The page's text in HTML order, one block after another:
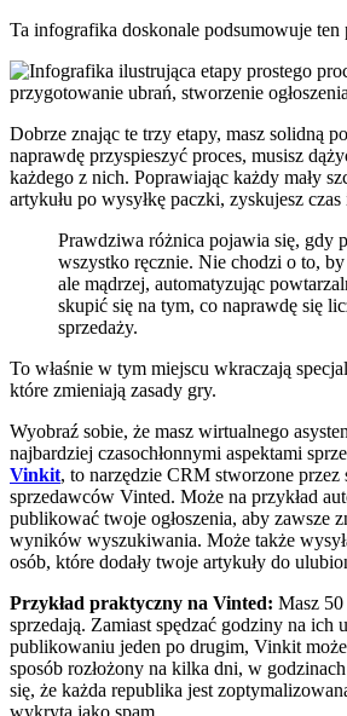
Ta infografika doskonale podsumowuje ten
Dobrze znając te trzy etapy, masz solidną
naprawdę przyspieszyć proces, musisz
każdego z nich. Poprawiając każdy mały
artykułu po wysyłkę paczki, zyskujesz
Prawdziwa różnica pojawia się, gdy
wszystko ręcznie. Nie chodzi o to,
ale mądrzej, automatyzując
skupić się na tym, co naprawdę się
sprzedaży.
To właśnie w tym miejscu wkraczają
które zmieniają zasady gry.
Wyobraź sobie, że masz wirtualnego
najbardziej czasochłonnymi aspektami
Vinkit, to narzędzie CRM stworzone przez
sprzedawców Vinted. Może na przykład
publikować twoje ogłoszenia, aby zawsze
wyników wyszukiwania. Może także
osób, które dodały twoje artykuły do
Przykład praktyczny na Vinted: Masz 50
sprzedają. Zamiast spędzać godziny na ich
publikowaniu jeden po drugim, Vinkit
sposób rozłożony na kilka dni, w
się, że każda republika jest
wykryta jako spam.